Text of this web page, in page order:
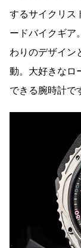
するサイクリス
ードバイクギア
わりのデザイン
動。大好きなロ
できる腕時計で